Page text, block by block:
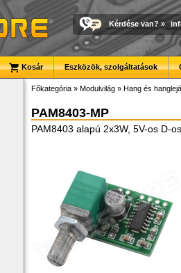
Kérdése van? »
Kosár Eszközök, szolgáltatások
Főkategória » Modulvilág » Hang és
PAM8403-MP
PAM8403 alapú 2x3W, 5V-os D-